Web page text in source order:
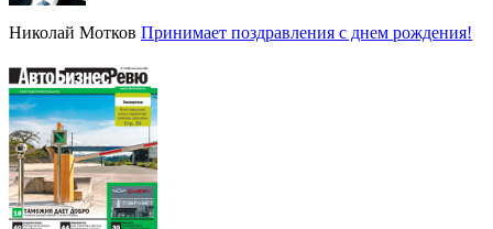
Николай Мотков Принимает поздравления с днем рождения!